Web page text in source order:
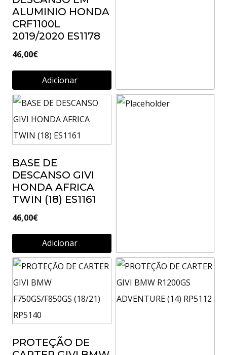
ALUMINIO HONDA
CRF1100L
2019/2020 ES1178
46,00€
Adicionar
BASE DE
BASE DE
DESCANSO GIVI
HONDA AFRICA
TWIN (18) ES1161
46,00€
Adicionar
KIT GIVI PARA
TN5108 E
TN5108OX
PROTEÇÃO DE